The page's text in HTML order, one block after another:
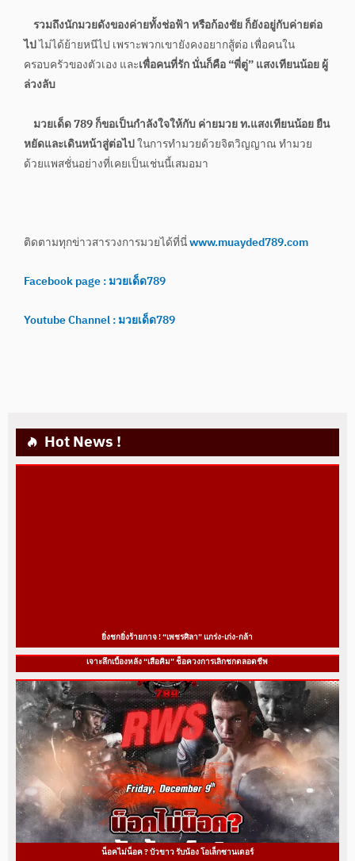
รวมถึงนักมวยดังของค่ายทั้งช่อฟ้า หรือก้องชัย ก็ยังอยู่กับค่ายต่อ
ไปไม่ได้ย้ายหนีไป เพราะพวกเขายังคงอยากสู้ต่อ เพื่อคนใน
ครอบครัวของตัวเอง และเพื่อคนที่รัก นั่นก็คือ “พี่ตู่” แสงเทียนน้อย ผู้
ล่วงลับ
มวยเด็ด 789 ก็ขอเป็นกำลังใจให้กับ ค่ายมวย ท.แสงเทียนน้อย ยืน
หยัดและเดินหน้าสู่ต่อไปในการทำมวยด้วยจิตวิญญาณ ทำมวย
ด้วยแพสชั่นอย่างที่เคยเป็นเช่นนี้เสมอมา
ติดตามทุกข่าวสารวงการมวยได้ที่นี่www.muayded789.com
Facebook page : มวยเด็ด789
Youtube Channel : มวยเด็ด789
Hot News !
ยิ่งชกยิ่งร้ายกาจ ! “เพชรศิลา” แกร่ง-เก่ง-กล้า
เจาะลึกเบื้องหลัง “เสือคิม” ช็อควงการเลิกชกตลอดชีพ
น็อคไม่น็อค ? บัวขาว รับน้อง โอเล็กซานเดอร์